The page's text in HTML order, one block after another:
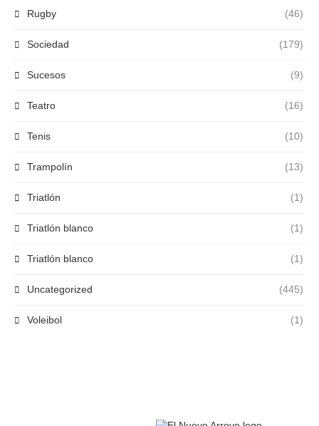
Rugby (46)
Sociedad (179)
Sucesos (9)
Teatro (16)
Tenis (10)
Trampolín (13)
Triatlón (1)
Triatlón blanco (1)
Triatlón blanco (1)
Uncategorized (445)
Voleibol (1)